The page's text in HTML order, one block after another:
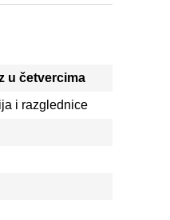
u četvercima
i razglednice